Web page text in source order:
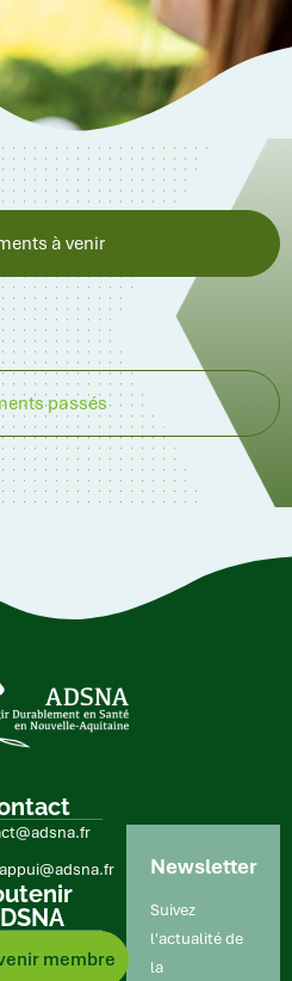
à venir
passés
membre
Newsletter
Suivez
l'actualité de
la